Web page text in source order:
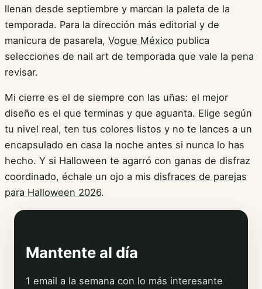
llenan desde septiembre y marcan la paleta de la
temporada. Para la dirección más editorial y de
manicura de pasarela, Vogue México publica
selecciones de nail art de temporada que vale la pena
revisar.
Mi cierre es el de siempre con las uñas: el mejor
diseño es el que terminas y que aguanta. Elige según
tu nivel real, ten tus colores listos y no te lances a un
encapsulado en casa la noche antes si nunca lo has
hecho. Y si Halloween te agarró con ganas de disfraz
coordinado, échale un ojo a mis disfraces de parejas
para Halloween 2026.
Mantente al día
1 email a la semana con lo más interesante